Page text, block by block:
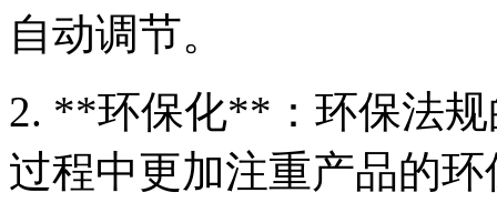
自动调节。
2. **环保化**：环保法
过程中更加注重产品的